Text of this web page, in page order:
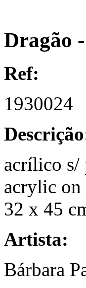
Dragão
Ref:
1930024
acrílico s/
acrylic on
32 x 45
Artista:
Bárbara